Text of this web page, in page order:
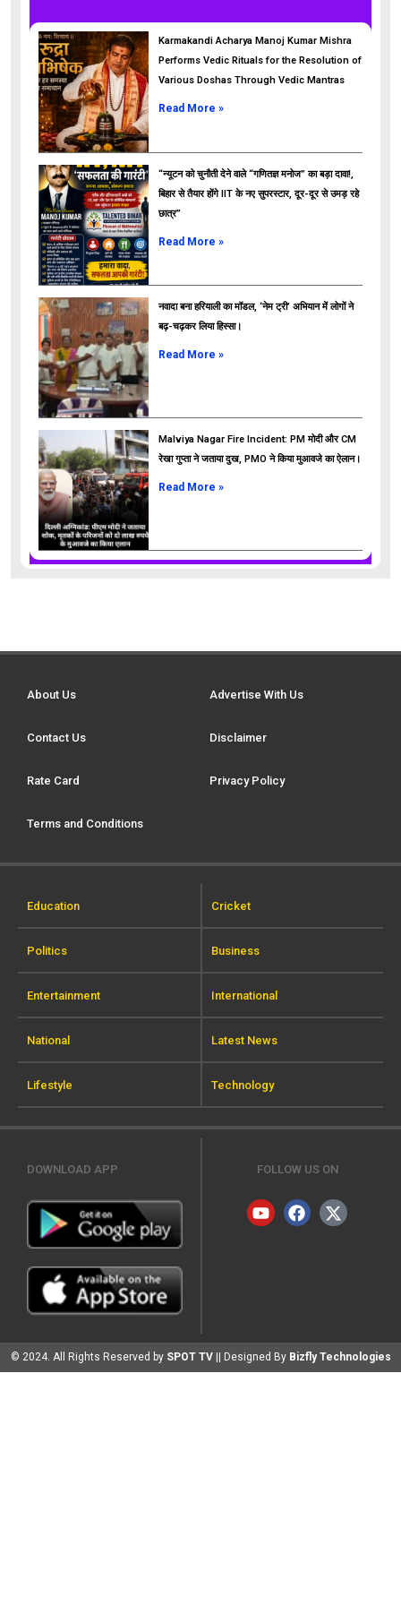
ads
Karmakandi Acharya Manoj Kumar Mishra
Performs Vedic Rituals for the Resolution of
Various Doshas Through Vedic Mantras
Read More »
“न्यूटन को चुनौती देने वाले “गणितज्ञ मनोज” का बड़ा दावा!,
बिहार से तैयार होंगे IIT के नए सुपरस्टार, दूर-दूर से उमड़ रहे
छात्र”
Read More »
नवादा बना हरियाली का मॉडल, ‘नेम ट्री’ अभियान में लोगों ने
बढ़-चढ़कर लिया हिस्सा।
Read More »
Malviya Nagar Fire Incident: PM मोदी और CM
रेखा गुप्ता ने जताया दुख, PMO ने किया मुआवजे का ऐलान।
Read More »
About Us Advertise With Us
Contact Us Disclaimer
Rate Card Privacy Policy
Terms and Conditions
Education Cricket
Politics Business
Entertainment International
National Latest News
Lifestyle Technology
DOWNLOAD APP FOLLOW US ON
© 2024. All Rights Reserved by SPOT TV || Designed By Bizfly Technologies